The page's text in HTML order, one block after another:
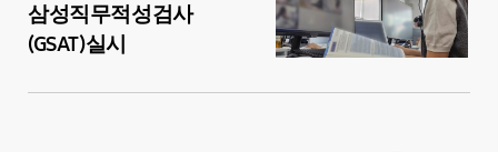
삼성직무적성검사
(GSAT)실시